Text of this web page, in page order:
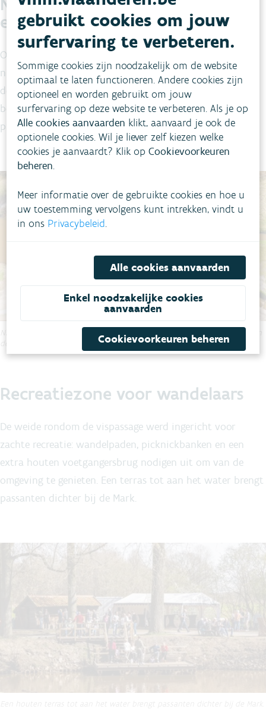
en renovatie Molenbrug
Over de vispassage, die de Molenstraat kruist, ligt een
nieuwe brug. Daarnaast werd ook de bestaande brug bij
de Laermolen gerenoveerd met respect voor de historisch
beschermde kaaimuren. Zo kan ook zwaar transport
probleemloos over de brug rijden.
Nieuwe brug (onder) en gerenoveerde brug (boven) over de nevengeul en
Recreatiezone voor wandelaars
De weide rondom de vispassage werd ingericht voor
zachte recreatie: wandelpaden, picknickbanken en een
extra houten voetgangersbrug nodigen uit om van de
omgeving te genieten. Een terras tot aan het water brengt
passanten dichter bij de Mark.
gebruikt cookies om jouw
surfervaring te verbeteren.
Sommige cookies zijn noodzakelijk om de website
optimaal te laten functioneren. Andere cookies zijn
optioneel en worden gebruikt om jouw
surfervaring op deze website te verbeteren. Als je op
Alle cookies aanvaarden klikt, aanvaard je ook de
optionele cookies. Wil je liever zelf kiezen welke
cookies je aanvaardt? Klik opCookievoorkeuren
beheren.
Meer informatie over de gebruikte cookies en hoe u
uw toestemming vervolgens kunt intrekken, vindt u
in ons Privacybeleid.
Alle cookies aanvaarden
Enkel noodzakelijke cookies
aanvaarden
Cookievoorkeuren beheren